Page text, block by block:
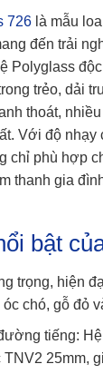
726 là mẫu
đến trải
Polyglass
trẻo, dải
thoát,
Với độ nhạy
chỉ phù hợp
thanh gia
bật
trọng, hiện
chó, gỗ đỏ
tiếng:
25mm,